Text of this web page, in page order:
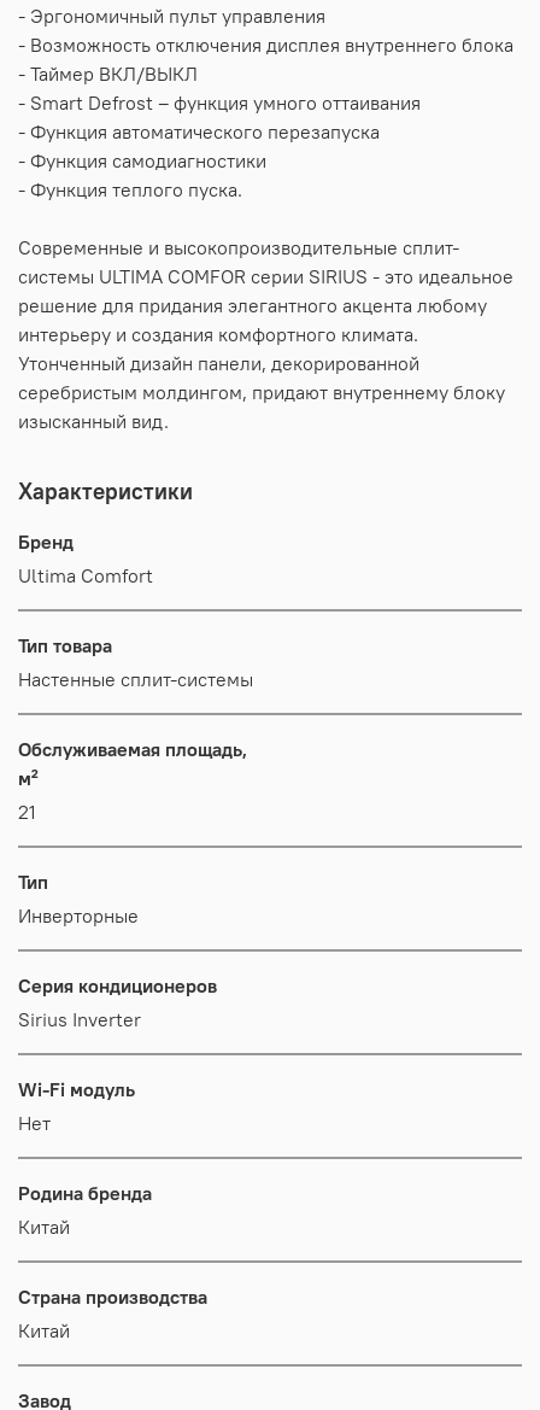
- Эргономичный пульт управления
- Возможность отключения дисплея внутреннего блока
- Таймер ВКЛ/ВЫКЛ
- Smart Defrost – функция умного оттаивания
- Функция автоматического перезапуска
- Функция самодиагностики
- Функция теплого пуска.
Современные и высокопроизводительные сплит-
системы ULTIMA COMFOR серии SIRIUS - это идеальное
решение для придания элегантного акцента любому
интерьеру и создания комфортного климата.
Утонченный дизайн панели, декорированной
серебристым молдингом, придают внутреннему блоку
изысканный вид.
Характеристики
Бренд
Ultima Comfort
Тип товара
Настенные сплит-системы
Обслуживаемая площадь,
м²
21
Тип
Инверторные
Серия кондиционеров
Sirius Inverter
Wi-Fi модуль
Нет
Родина бренда
Китай
Страна производства
Китай
Завод